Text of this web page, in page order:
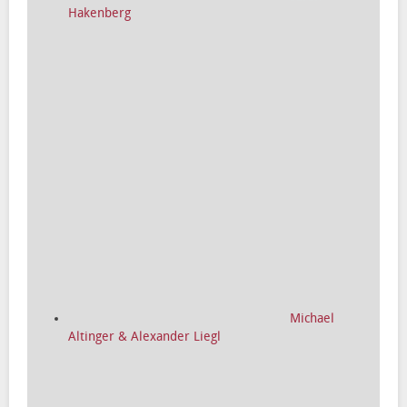
Hakenberg
Michael
Altinger & Alexander Liegl